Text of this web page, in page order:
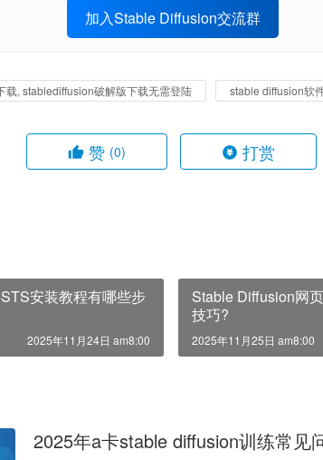
加入Stable Diffusion交流群
, stablediffusion破解版下载无需登陆 stable diffusion软
赞 (0) 打赏
安装教程有哪些步
2025年11月24日 am8:00
Stable Diffusion网
技巧?
2025年11月25日 am8:00
2025年a卡stable diffusion训练常见